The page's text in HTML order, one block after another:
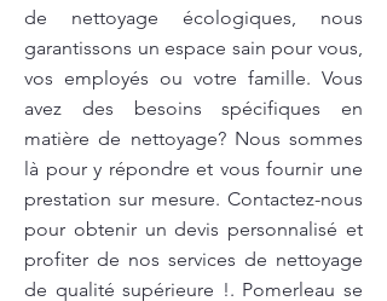
de nettoyage écologiques, nous
garantissons un espace sain pour vous,
vos employés ou votre famille. Vous
avez des besoins spécifiques en
matière de nettoyage? Nous sommes
là pour y répondre et vous fournir une
prestation sur mesure. Contactez-nous
pour obtenir un devis personnalisé et
profiter de nos services de nettoyage
de qualité supérieure !. Pomerleau se